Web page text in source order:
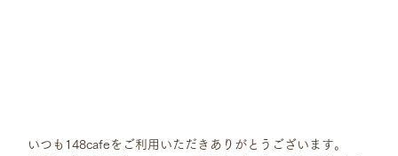
いつも148cafeをご利用いただきありがとうございます。